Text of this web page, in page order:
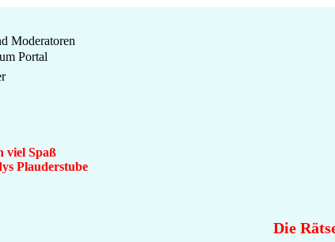
viel Spaß
Plauderstube
Die